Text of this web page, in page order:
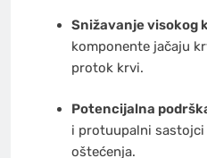
Snižavanje visokog
komponente jačaju
protok krvi.
Potencijalna
i protuupalni
oštećenja.